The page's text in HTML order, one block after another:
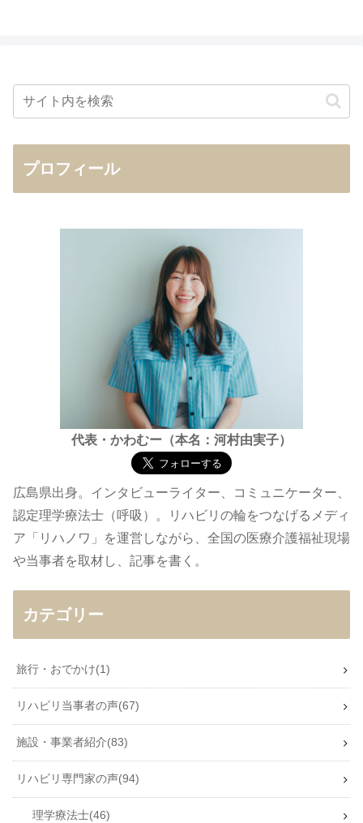
プロフィール
代表・かわむー（本名：河村由実子）
広島県出身。インタビューライター、コミュニケーター、
認定理学療法士（呼吸）。リハビリの輪をつなげるメディ
ア「リハノワ」を運営しながら、全国の医療介護福祉現場
や当事者を取材し、記事を書く。
カテゴリー
旅行・おでかけ 1
リハビリ当事者の声 67
施設・事業者紹介 83
リハビリ専門家の声 94
理学療法士 46